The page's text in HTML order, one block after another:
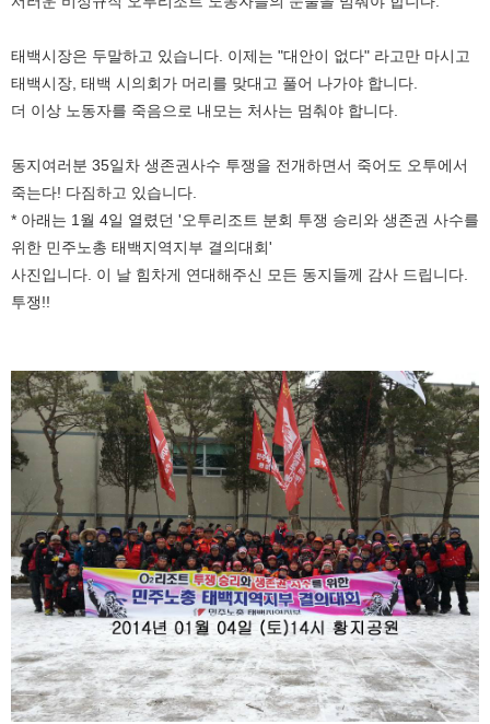
태백시장은 두말하고 있습니다. 이제는 "대안이 없다" 라고만 마시고
태백시장, 태백 시의회가 머리를 맞대고 풀어 나가야 합니다.
더 이상 노동자를 죽음으로 내모는 처사는 멈춰야 합니다.
동지여러분 35일차 생존권사수 투쟁을 전개하면서 죽어도 오투에서
죽는다! 다짐하고 있습니다.
* 아래는 1월 4일 열렸던 '오투리조트 분회 투쟁 승리와 생존권 사수를
위한 민주노총 태백지역지부 결의대회'
사진입니다. 이 날 힘차게 연대해주신 모든 동지들께 감사 드립니다.
투쟁!!